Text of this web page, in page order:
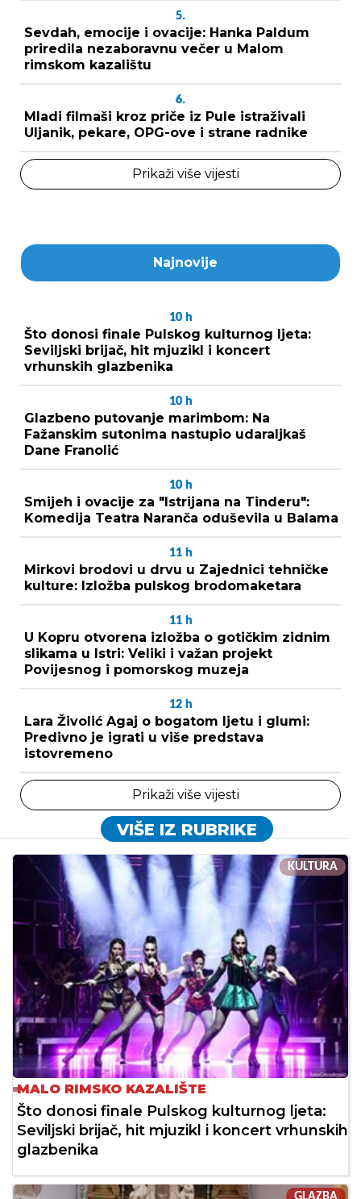
5.
Sevdah, emocije i ovacije: Hanka Paldum
priredila nezaboravnu večer u Malom
rimskom kazalištu
6.
Mladi filmaši kroz priče iz Pule istraživali
Uljanik, pekare, OPG-ove i strane radnike
Prikaži više vijesti
Najnovije
10 h
Što donosi finale Pulskog kulturnog ljeta:
Seviljski brijač, hit mjuzikl i koncert
vrhunskih glazbenika
10 h
Glazbeno putovanje marimbom: Na
Fažanskim sutonima nastupio udaraljkaš
Dane Franolić
10 h
Smijeh i ovacije za "Istrijana na Tinderu":
Komedija Teatra Naranča oduševila u Balama
11 h
Mirkovi brodovi u drvu u Zajednici tehničke
kulture: Izložba pulskog brodomaketara
11 h
U Kopru otvorena izložba o gotičkim zidnim
slikama u Istri: Veliki i važan projekt
Povijesnog i pomorskog muzeja
12 h
Lara Živolić Agaj o bogatom ljetu i glumi:
Predivno je igrati u više predstava
istovremeno
Prikaži više vijesti
VIŠE IZ RUBRIKE
KULTURA
MALO RIMSKO KAZALIŠTE
Što donosi finale Pulskog kulturnog ljeta:
Seviljski brijač, hit mjuzikl i koncert vrhunskih
glazbenika